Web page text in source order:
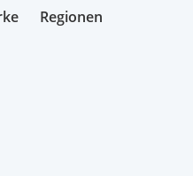
Regionen